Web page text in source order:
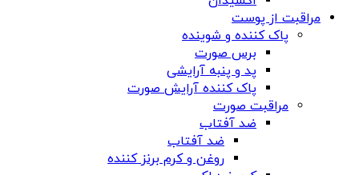
مراقبت از پوست
پاک کننده و شوینده
برس صورت
پد و پنبه آرایشی
پاک کننده آرایش صورت
مراقبت صورت
ضد آفتاب
ضد آفتاب
روغن و کرم برنز کننده